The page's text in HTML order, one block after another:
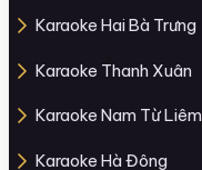
Karaoke Hai Bà Trưng
Karaoke Thanh Xuân
Karaoke Nam Từ Liêm
Karaoke Hà Đông